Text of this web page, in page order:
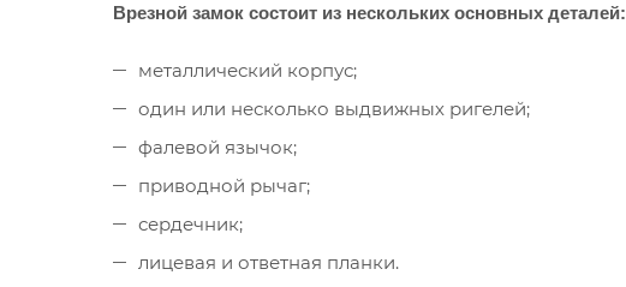
Врезной замок состоит из нескольких основных деталей:
металлический корпус;
один или несколько выдвижных ригелей;
фалевой язычок;
приводной рычаг;
сердечник;
лицевая и ответная планки.